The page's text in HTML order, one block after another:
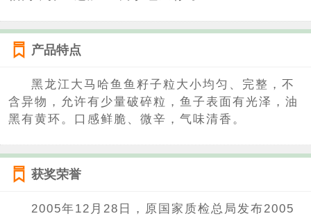
产品特点
黑龙江大马哈鱼鱼籽子粒大小均匀、完整，不
含异物，允许有少量破碎粒，鱼子表面有光泽，油
黑有黄环。口感鲜脆、微辛，气味清香。
获奖荣誉
2005年12月28日，原国家质检总局发布2005